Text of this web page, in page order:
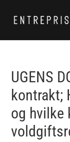
UGENS
kontrakt;
og hvilke